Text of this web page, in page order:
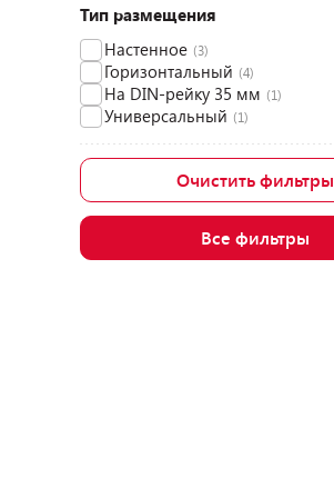
Тип размещения
Настенное (3)
Горизонтальный (4)
На DIN-рейку 35 мм (1)
Универсальный (1)
Очистить фильтры
Все фильтры